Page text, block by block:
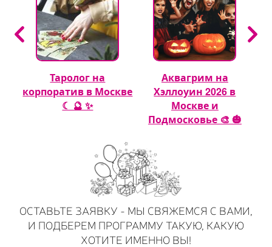
Таролог на
корпоратив в Москве
☾ 🔮 ✨
Аквагрим на
Хэллоуин 2026 в
Москве и
Подмосковье 🎨 🎃
ОСТАВЬТЕ ЗАЯВКУ - МЫ СВЯЖЕМСЯ С ВАМИ,
И ПОДБЕРЕМ ПРОГРАММУ ТАКУЮ, КАКУЮ
ХОТИТЕ ИМЕННО ВЫ!